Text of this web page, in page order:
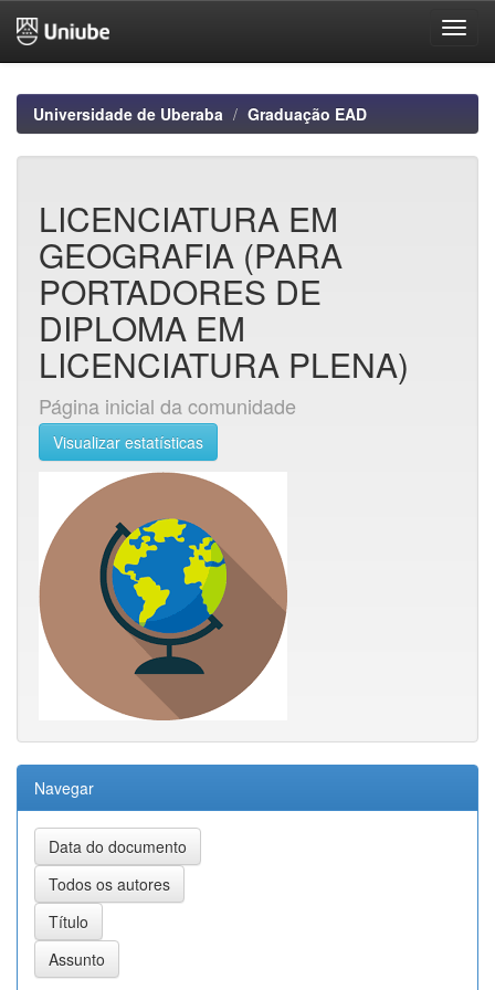
navigationUniversidade de Uberaba Graduação EAD
LICENCIATURA EM
GEOGRAFIA (PARA
PORTADORES DE
DIPLOMA EM
LICENCIATURA PLENA)
Página inicial da comunidade
Visualizar estatísticas
Navegar